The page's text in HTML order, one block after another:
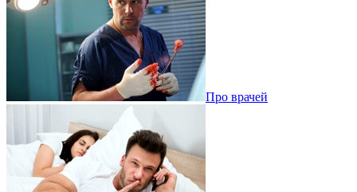
Про врачей